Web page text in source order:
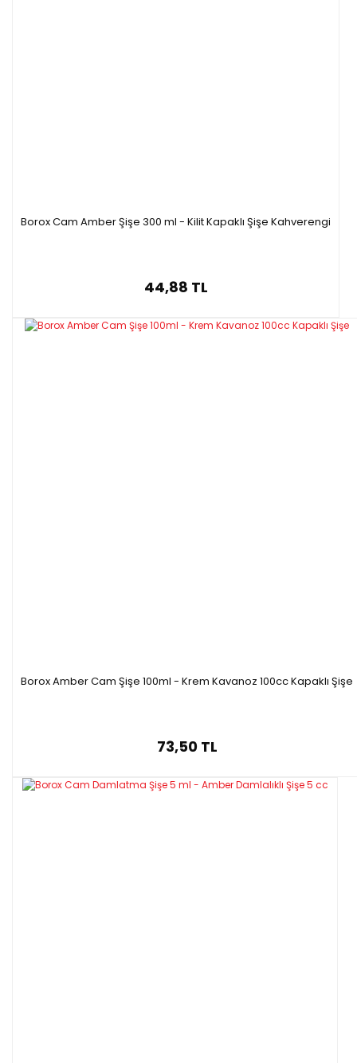
Borox Cam Amber Şişe 300 ml - Kilit Kapaklı Şişe Kahverengi
44,88 TL
Borox Amber Cam Şişe 100ml - Krem Kavanoz 100cc Kapaklı Şişe
73,50 TL